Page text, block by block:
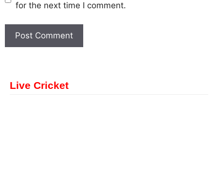
for the next time I comment.
Live Cricket